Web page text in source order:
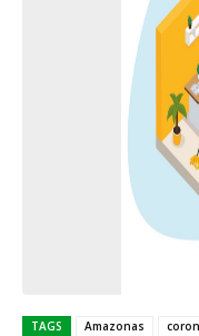
TAGS Amazonas